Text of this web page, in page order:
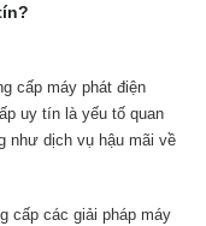
cấp máy phát điện
uy tín là yếu tố quan
như dịch vụ hậu mãi về
cấp các giải pháp máy